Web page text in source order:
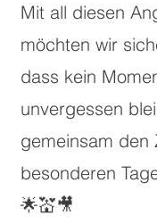
Mit all diesen
möchten wir
dass kein
unvergessen
gemeinsam den
besonderen
🌟💒🎥